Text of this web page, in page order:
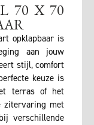
70 X 70
opklapbaar is
aan jouw
stijl, comfort
keuze is
terras of het
zitervaring met
verschillende